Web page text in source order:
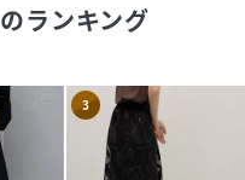
のランキング
3